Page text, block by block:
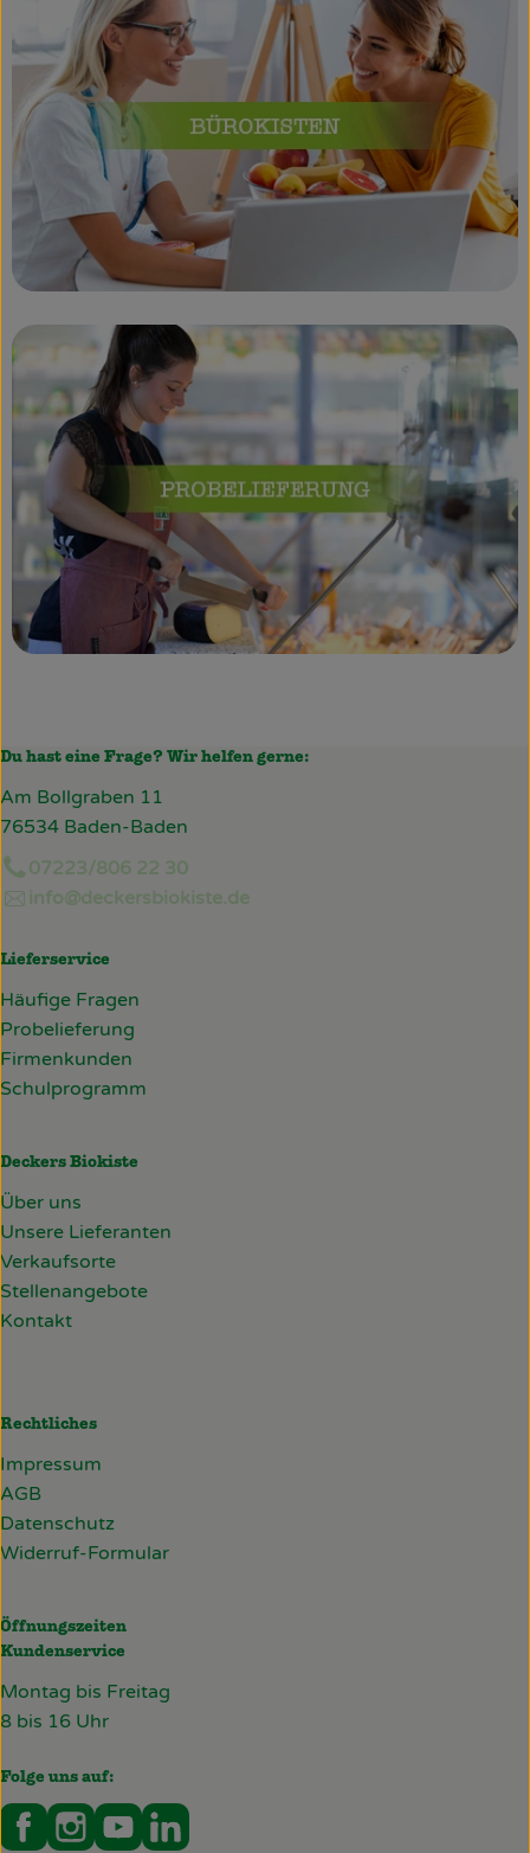
Du hast eine Frage? Wir helfen gerne:
Am Bollgraben 11
76534 Baden-Baden
07223/806 22 30
info@deckersbiokiste.de
Lieferservice
Häufige Fragen
Probelieferung
Firmenkunden
Schulprogramm
Deckers Biokiste
Über uns
Unsere Lieferanten
Verkaufsorte
Stellenangebote
Kontakt
Rechtliches
Impressum
AGB
Datenschutz
Widerruf-Formular
Öffnungszeiten
Kundenservice
Montag bis Freitag
8 bis 16 Uhr
Folge uns auf:
Externer Link zu https://www.facebook.com/
Externer Link zu https://www.instagram.com/
Externer Link zu https://
Externer Link zu https://